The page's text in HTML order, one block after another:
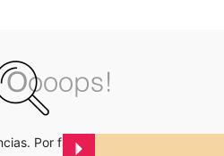
Por favor inténtalo de nuevo.